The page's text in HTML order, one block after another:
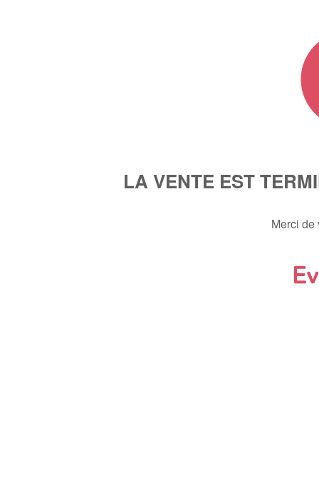
LA VENTE EST
Merci de